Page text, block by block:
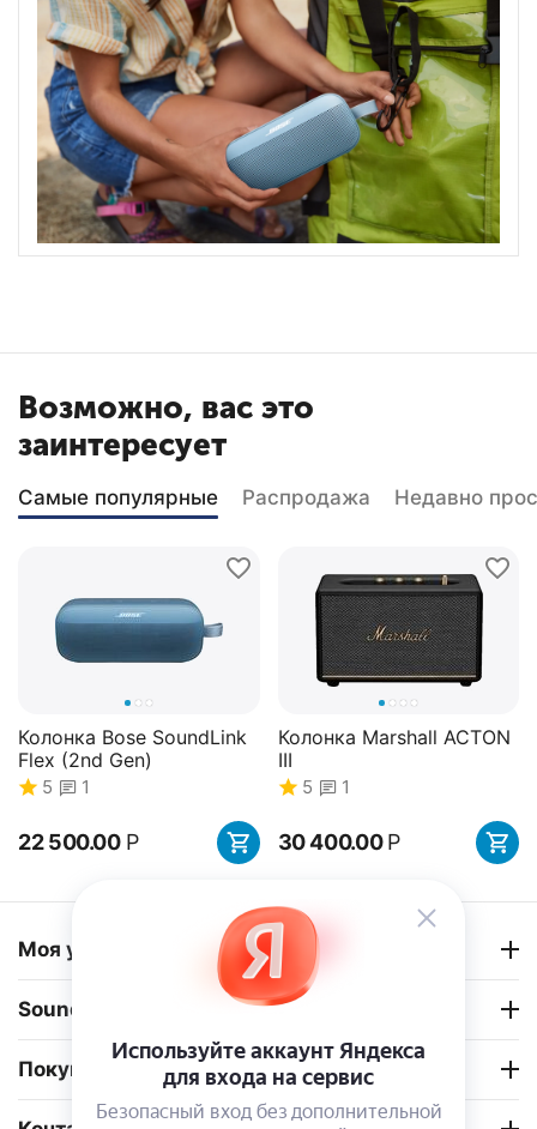
Возможно, вас это
заинтересует
Самые популярные Распродажа Недавно
Колонка Bose SoundLink
Flex (2nd Gen)
5 1
22 500.00 Р
Колонка Marshall ACTON
III
5 1
30 400.00 Р
Наушники B&W Px8
Скидка
Наушники Marshall
MAJOR V
Моя учетная запись
Sound-Balance
Покупательский сервис